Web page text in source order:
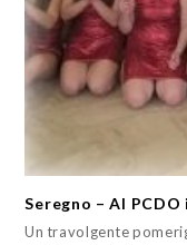
Seregno – Al
Un travolgente